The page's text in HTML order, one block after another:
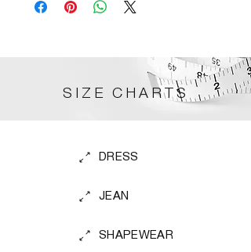
Μακρος 99cm
SIZE CHARTS
DRESS
JEAN
SHAPEWEAR